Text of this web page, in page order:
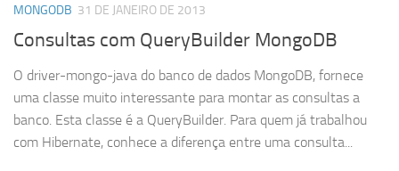
MONGODB 31 DE JANEIRO DE 2013
Consultas com QueryBuilder MongoDB
O driver-mongo-java do banco de dados MongoDB, fornece
uma classe muito interessante para montar as consultas a
banco. Esta classe é a QueryBuilder. Para quem já trabalhou
com Hibernate, conhece a diferença entre uma consulta...